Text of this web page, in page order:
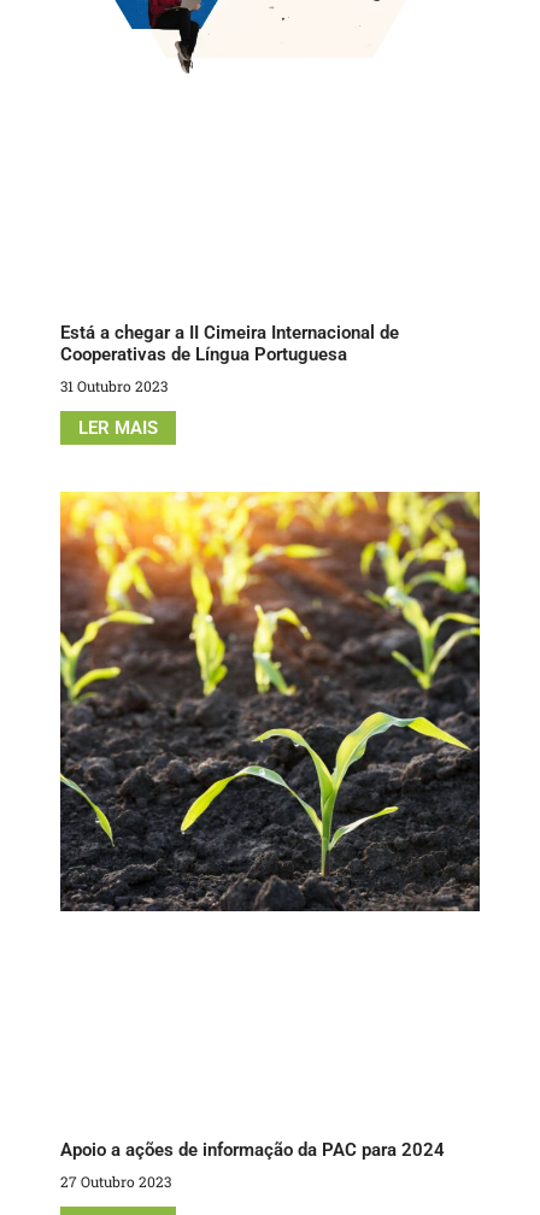
Está a chegar a II Cimeira Internacional de
Cooperativas de Língua Portuguesa
31 Outubro 2023
LER MAIS
Apoio a ações de informação da PAC para 2024
27 Outubro 2023